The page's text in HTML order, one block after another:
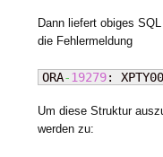
Dann liefert obiges
die Fehlermeldung
ORA-19279:
Um diese Struktur
werden zu: